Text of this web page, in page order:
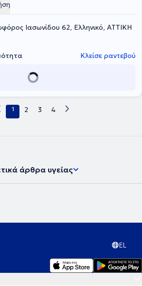
Ιασωνίδου 62, Ελληνικό, ΑΤΤΙΚΗ
Κλείσε ραντεβού
1 2 3 4
άρθρα υγείας
EL